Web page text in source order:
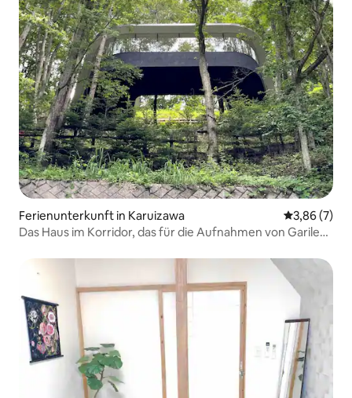
Ferienunterkunft in Karuizawa
3,86 (7)
Das Haus im Korridor, das für die Aufnahmen von Garileo
berühmtes Gebäude in Karuizawa. Ein Gebäude, das als
Ganzes vermietet wird! Auch in vielen
Architekturzeitschriften veröffentlicht!